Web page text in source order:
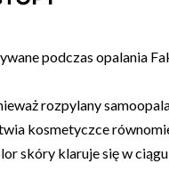
podczas opalania
rozpylany
kosmetyczce
skóry klaruje się w